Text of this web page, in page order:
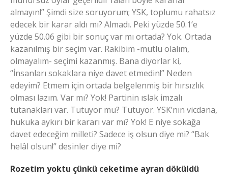
almayın!” Şimdi size soruyorum; YSK, toplumu rahatsız
edecek bir karar aldı mı? Almadı. Peki yüzde 50.1’e
yüzde 50.06 gibi bir sonuç var mı ortada? Yok. Ortada
kazanılmış bir seçim var. Rakibim -mutlu olalım,
olmayalım- seçimi kazanmış. Bana diyorlar ki,
“İnsanları sokaklara niye davet etmedin!” Neden
edeyim? Etmem için ortada belgelenmiş bir hırsızlık
olması lazım. Var mı? Yok! Partinin ıslak imzalı
tutanakları var. Tutuyor mu? Tutuyor. YSK’nın vicdana,
hukuka aykırı bir kararı var mı? Yok! E niye sokağa
davet edeceğim milleti? Sadece iş olsun diye mi? “Bak
helâl olsun!” desinler diye mi?
Rozetim yoktu çünkü ceketime ayran döküldü